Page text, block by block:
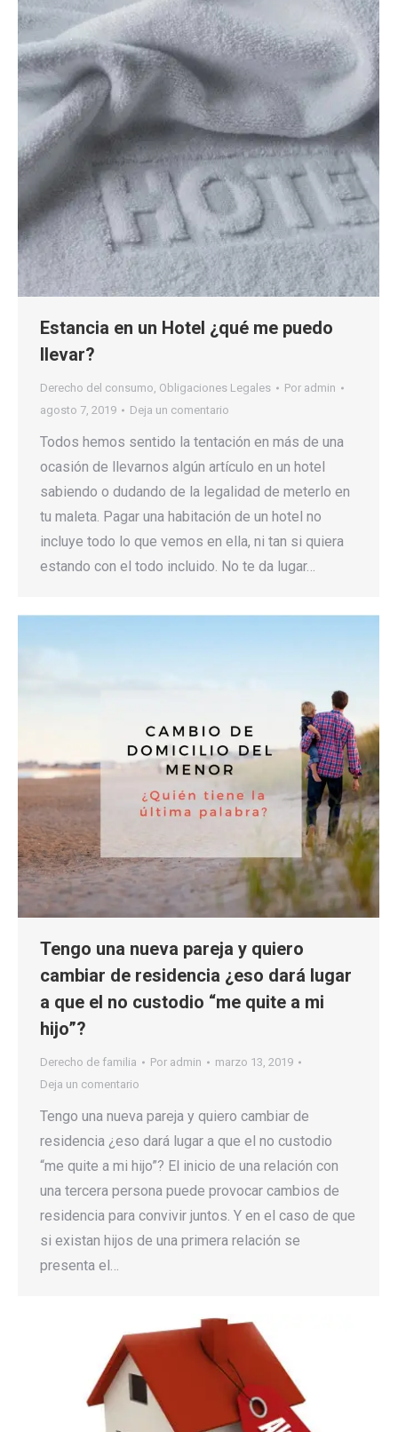
Estancia en un Hotel ¿qué me puedo
llevar?
Derecho del consumo, Obligaciones Legales Por admin
agosto 7, 2019
Deja un comentario
Todos hemos sentido la tentación en más de una
ocasión de llevarnos algún artículo en un hotel
sabiendo o dudando de la legalidad de meterlo en
tu maleta. Pagar una habitación de un hotel no
incluye todo lo que vemos en ella, ni tan si quiera
estando con el todo incluido. No te da lugar…
Tengo una nueva pareja y quiero
cambiar de residencia ¿eso dará lugar
a que el no custodio “me quite a mi
hijo”?
Derecho de familia Por admin
marzo 13, 2019
Deja un comentario
Tengo una nueva pareja y quiero cambiar de
residencia ¿eso dará lugar a que el no custodio
“me quite a mi hijo”? El inicio de una relación con
una tercera persona puede provocar cambios de
residencia para convivir juntos. Y en el caso de que
si existan hijos de una primera relación se
presenta el…